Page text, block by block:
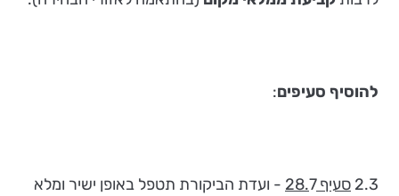
להוסיף סעיפים:
2.3 סעיף 28.
7 - ועדת הביקורת תטפל באופן ישיר ומלא